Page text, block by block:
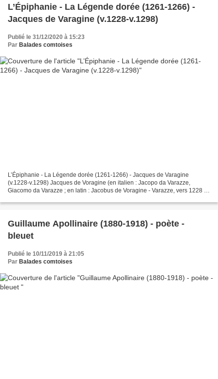
L’Épiphanie - La Légende dorée (1261-1266) -
Jacques de Varagine (v.1228-v.1298)
Publié le 31/12/2020 à 15:23
Par Balades comtoises
L’Épiphanie - La Légende dorée (1261-1266) - Jacques de Varagine
(v.1228-v.1298) Jacques de Voragine (en italien : Jacopo da Varazze,
Giacomo da Varazze ; en latin : Jacobus de Voragine - Varazze, vers 1228 -
Guillaume Apollinaire (1880-1918) - poète -
bleuet
Publié le 10/11/2019 à 21:05
Par Balades comtoises